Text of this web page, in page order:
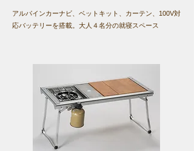
アルパインカーナビ、ベットキット、カーテン、100V対
応バッテリーを搭載。大人４名分の就寝スペース